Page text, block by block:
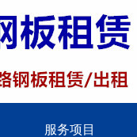
服务项目